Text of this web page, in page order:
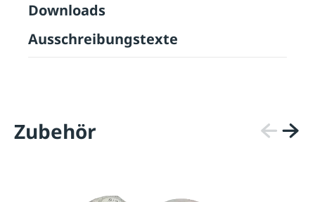
Downloads
Ausschreibungstexte
Zubehör